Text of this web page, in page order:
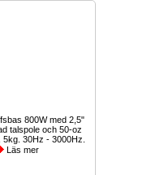
800W med 2,5"
talspole och 50-oz
5kg. 30Hz - 3000Hz.
Läs mer